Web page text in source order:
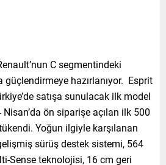
C segmentindeki
güçlendirmeye hazırlanıyor. Esprit
satışa sunulacak ilk model
ön siparişe açılan ilk 500
Yoğun ilgiyle karşılanan
sürüş destek sistemi, 564
Sense teknolojisi, 16 cm geri